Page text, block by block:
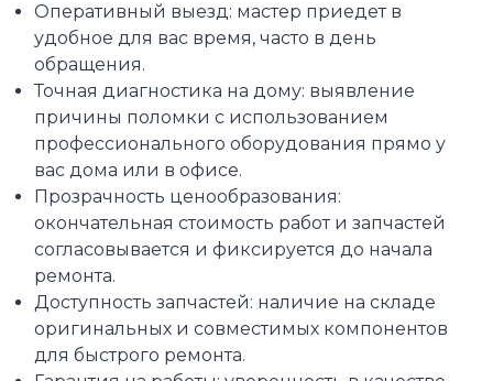
Оперативный выезд: мастер приедет в
удобное для вас время, часто в день
обращения.
Точная диагностика на дому: выявление
причины поломки с использованием
профессионального оборудования прямо у
вас дома или в офисе.
Прозрачность ценообразования:
окончательная стоимость работ и запчастей
согласовывается и фиксируется до начала
ремонта.
Доступность запчастей: наличие на складе
оригинальных и совместимых компонентов
для быстрого ремонта.